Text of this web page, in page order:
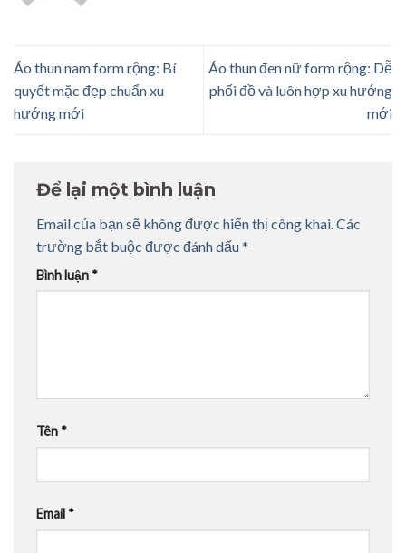
Áo thun nam form rộng: Bí
quyết mặc đẹp chuẩn xu
hướng mới
Áo thun đen nữ form rộng: Dễ
phối đồ và luôn hợp xu hướng
mới
Để lại một bình luận
Email của bạn sẽ không được hiển thị công khai. Các
trường bắt buộc được đánh dấu*
Bình luận *
Tên *
Email *